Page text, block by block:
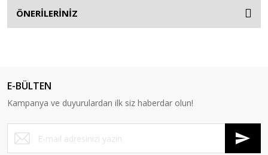
ÖNERİLERİNİZ
E-BÜLTEN
Kampanya ve duyurulardan ilk siz haberdar olun!